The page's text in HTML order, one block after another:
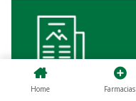
Home Farmacias